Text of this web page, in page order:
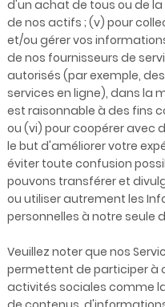
d'un achat de tous ou de
de nos actifs ; (v) pour
et/ou gérer vos
de nos fournisseurs de
autorisés (par exemple,
services en ligne), dans la
est raisonnable à des fins
ou (vi) pour coopérer avec
le but d'améliorer votre
éviter toute confusion
pouvons transférer et
ou utiliser autrement les
personnelles à notre seule
Veuillez noter que nos
permettent de participer à
activités sociales comme